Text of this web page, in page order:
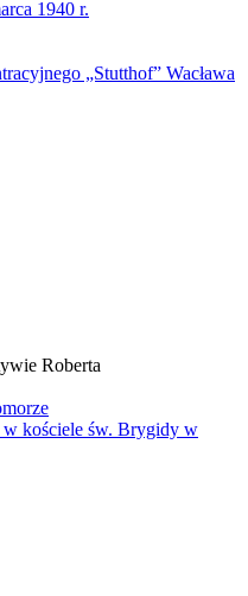
1940 r.
„Stutthof” Wacława
Roberta
kościele św. Brygidy w